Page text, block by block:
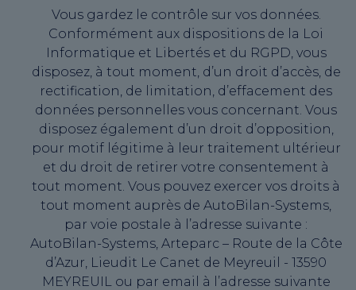
Vous gardez le contrôle sur vos données.
Conformément aux dispositions de la Loi
Informatique et Libertés et du RGPD, vous
disposez, à tout moment, d’un droit d’accès, de
rectification, de limitation, d’effacement des
données personnelles vous concernant. Vous
disposez également d’un droit d’opposition,
pour motif légitime à leur traitement ultérieur
et du droit de retirer votre consentement à
tout moment. Vous pouvez exercer vos droits à
tout moment auprès de AutoBilan-Systems,
par voie postale à l’adresse suivante :
AutoBilan-Systems, Arteparc – Route de la Côte
d’Azur, Lieudit Le Canet de Meyreuil - 13590
MEYREUIL ou par email à l’adresse suivante